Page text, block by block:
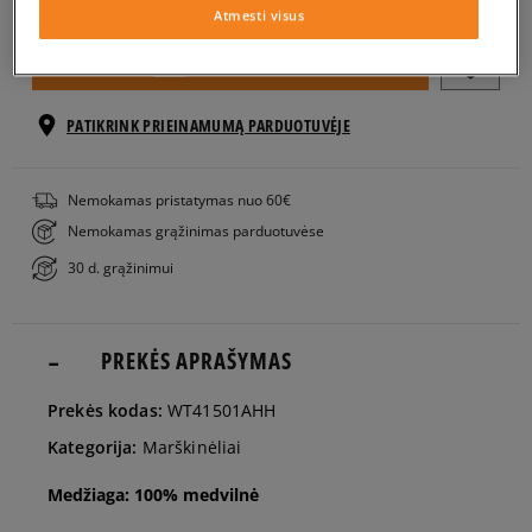
XS
S
L
PATIKRINK PRIEINAMUMĄ PARDUOTUVĖJE
Nemokamas pristatymas nuo 60€
Nemokamas grąžinimas parduotuvėse
30 d. grąžinimui
PREKĖS APRAŠYMAS
Prekės kodas: WT41501AHH
Kategorija: Marškinėliai
Medžiaga: 100% medvilnė
Atmesti visus